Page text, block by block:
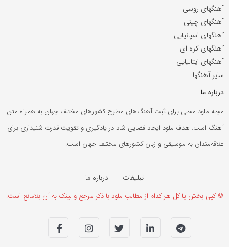
آهنگهای روسی
آهنگهای چینی
آهنگهای اسپانیایی
آهنگهای کره ای
آهنگهای ایتالیایی
سایر آهنگها
درباره ما
مجله ملود محلی برای ثبت آهنگ‌های مطرح کشورهای مختلف جهان به همراه متن
آهنگ است. هدف ملود ایجاد فضایی شاد در یادگیری و تقویت قدرت شنیداری برای
علاقه‌مندان به موسیقی و زبان کشورهای مختلف جهان است.
تبلیغات درباره ما
© کپی بخش یا کل هر کدام از مطالب ملود با ذکر مرجع و لینک به آن بلامانع است.